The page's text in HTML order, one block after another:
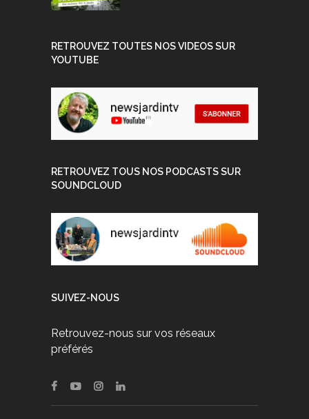
RETROUVEZ TOUTES NOS VIDEOS SUR
YOUTUBE
RETROUVEZ TOUS NOS PODCASTS SUR
SOUNDCLOUD
SUIVEZ-NOUS
Retrouvez-nous sur vos réseaux
préférés